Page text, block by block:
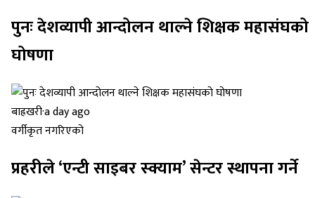
पुनः देशव्यापी आन्दोलन थाल्ने शिक्षक महासंघको
घोषणा
बाह्रखरी·a day ago
वर्गीकृत नगरिएको
प्रहरीले ‘एन्टी साइबर स्क्याम’ सेन्टर स्थापना गर्ने